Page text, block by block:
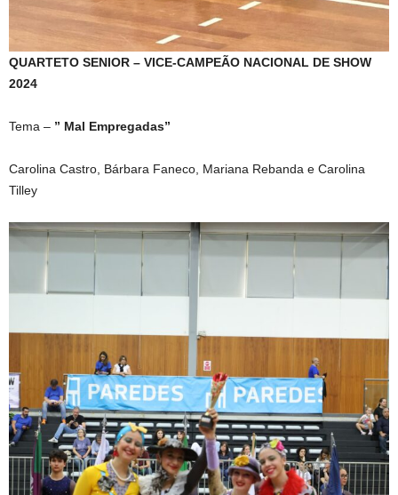
QUARTETO SENIOR – VICE-CAMPEÃO NACIONAL DE SHOW
2024
Tema – ” Mal Empregadas”
Carolina Castro, Bárbara Faneco, Mariana Rebanda e Carolina
Tilley